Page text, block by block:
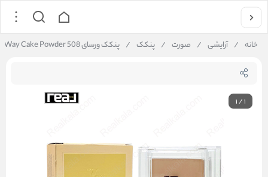
خانه / آرایشی / صورت / پنکک / پنکک ورسای 508 Versai Two Way Cake Powder
1/1